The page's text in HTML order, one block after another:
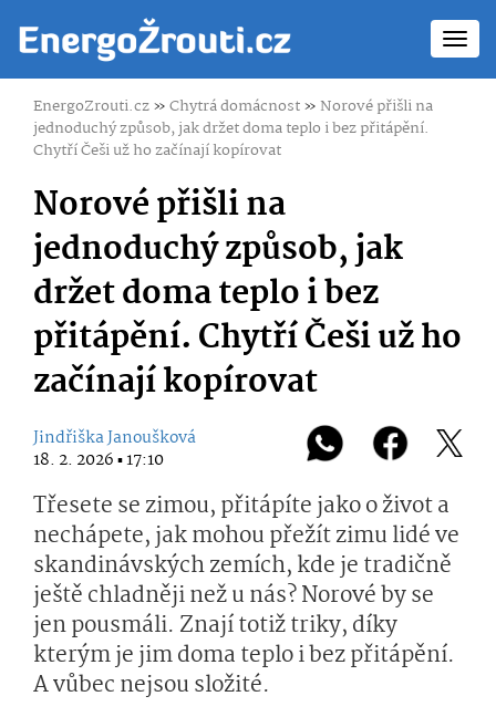
EnergoZrouti.cz»Chytrá domácnost»Norové přišli na
jednoduchý způsob, jak držet doma teplo i bez přitápění.
Chytří Češi už ho začínají kopírovat
Norové přišli na
jednoduchý způsob, jak
držet doma teplo i bez
přitápění. Chytří Češi už ho
začínají kopírovat
Jindřiška Janoušková
18. 2. 2026 ▪ 17:10
Třesete se zimou, přitápíte jako o život a
nechápete, jak mohou přežít zimu lidé ve
skandinávských zemích, kde je tradičně
ještě chladněji než u nás? Norové by se
jen pousmáli. Znají totiž triky, díky
kterým je jim doma teplo i bez přitápění.
A vůbec nejsou složité.